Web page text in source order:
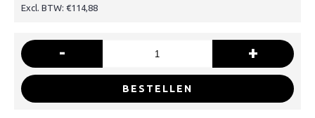
Excl. BTW: €114,88
- +
BESTELLEN